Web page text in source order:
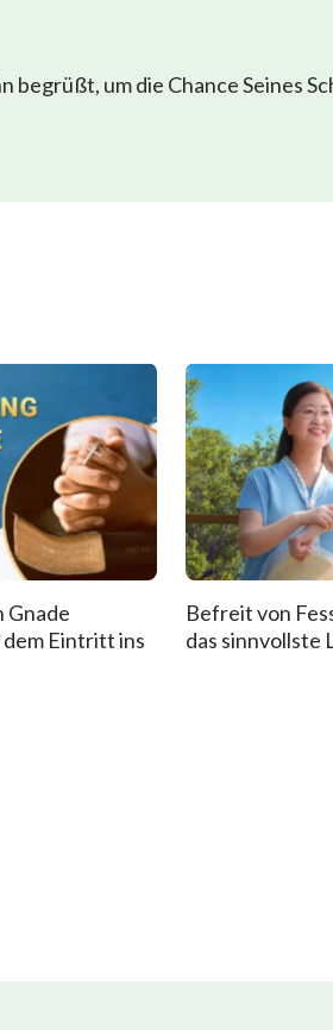
um die Chance Seines
Gnade
Eintritt ins
Befreit von
das sinnvollste